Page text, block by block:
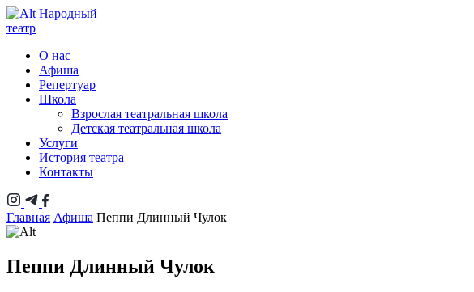
Народный
театр
О нас
Афиша
Репертуар
Школа
Взрослая театральная школа
Детская театральная школа
Услуги
История театра
Контакты
Главная Афиша Пеппи Длинный Чулок
Пеппи Длинный Чулок